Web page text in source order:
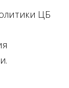
ЦБ